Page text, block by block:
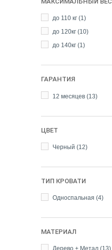
до 110 кг (1)
до 120кг (10)
до 140кг (1)
ГАРАНТИЯ
12 месяцев (13)
ЦВЕТ
Черный (12)
ТИП КРОВАТИ
Односпальная (4)
МАТЕРИАЛ
Дерево + Метал (13)